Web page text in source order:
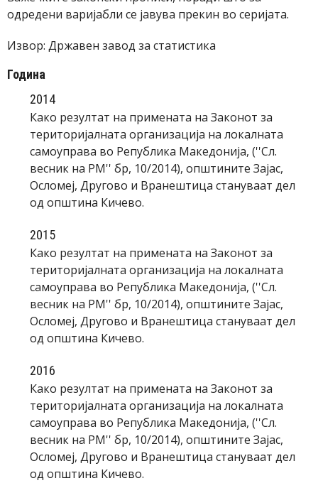
одредени варијабли се јавува прекин во серијата.
Извор: Државен завод за статистика
Година
2014
Како резултат на примената на Законот за
територијалната организација на локалната
самоуправа во Република Македонија, (''Сл.
весник на РМ'' бр, 10/2014), општините Зајас,
Осломеј, Другово и Вранештица стануваат дел
од општина Кичево.
2015
Како резултат на примената на Законот за
територијалната организација на локалната
самоуправа во Република Македонија, (''Сл.
весник на РМ'' бр, 10/2014), општините Зајас,
Осломеј, Другово и Вранештица стануваат дел
од општина Кичево.
2016
Како резултат на примената на Законот за
територијалната организација на локалната
самоуправа во Република Македонија, (''Сл.
весник на РМ'' бр, 10/2014), општините Зајас,
Осломеј, Другово и Вранештица стануваат дел
од општина Кичево.